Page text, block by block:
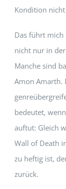
Kondition
Das führt mich
nicht nur in
Manche sind
Amon Amarth.
bedeutet,
auftut: Gleich
Wall of Death
zu heftig ist,
zurück.